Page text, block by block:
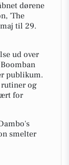
dørene
'The
til 29.
ud over
publikum.
og
for
smelter